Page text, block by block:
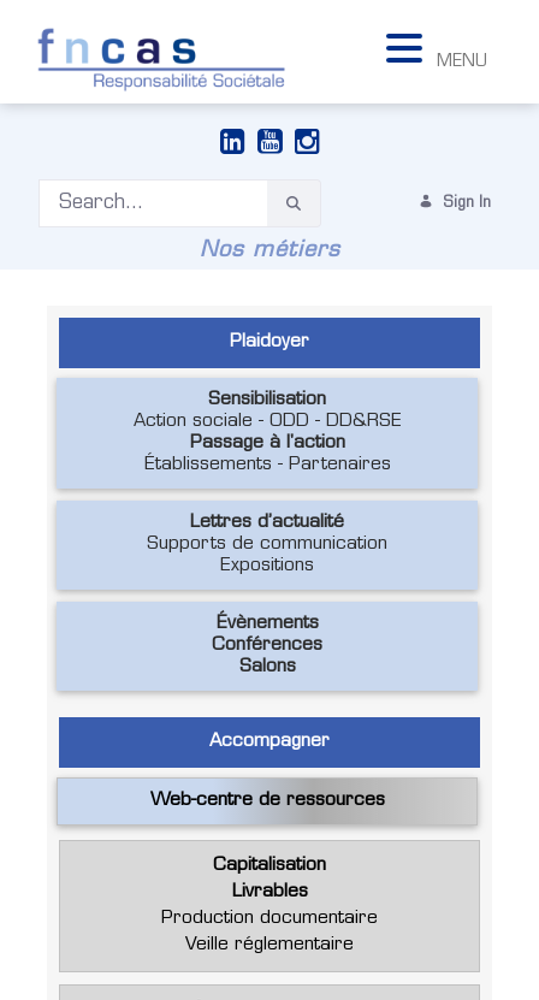
Sign In
MENU
Nos métiers
Plaidoyer
Sensibilisation
Action sociale - ODD - DD&RSE
Passage à l'action
Établissements - Partenaires
Lettres d’actualité
Supports de communication
Expositions
Évènements
Conférences
Salons
Accompagner
Web-centre de ressources
Capitalisation
Livrables
Production documentaire
Veille réglementaire